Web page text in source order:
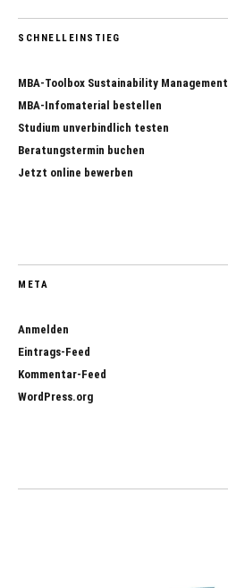
SCHNELLEINSTIEG
MBA-Toolbox Sustainability Management
MBA-Infomaterial bestellen
Studium unverbindlich testen
Beratungstermin buchen
Jetzt online bewerben
META
Anmelden
Eintrags-Feed
Kommentar-Feed
WordPress.org